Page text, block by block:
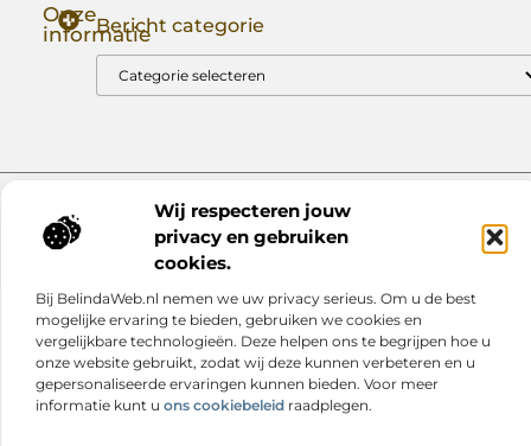
Wij respecteren jouw
privacy en gebruiken
cookies.
Bij BelindaWeb.nl nemen we uw privacy serieus. Om u de best
mogelijke ervaring te bieden, gebruiken we cookies en
vergelijkbare technologieën. Deze helpen ons te begrijpen hoe u
onze website gebruikt, zodat wij deze kunnen verbeteren en u
gepersonaliseerde ervaringen kunnen bieden. Voor meer
informatie kunt u ons cookiebeleid raadplegen.
Onze
informatieBericht categorie
Website index
Cookiebeleid (EU)
@2025 www.nextmagazine.nl. All Right Reserved.